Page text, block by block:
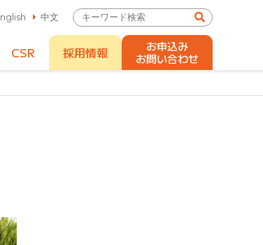
中文
CSR 採用情報
お申込み
お問い合わせ